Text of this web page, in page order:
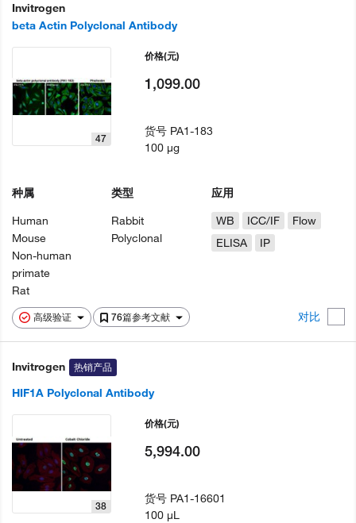
Invitrogen
beta Actin Polyclonal Antibody
高级验证 76篇参考文献 对比
47
种属
Human
Mouse
Non-human
primate
Rat
类型
Rabbit
Polyclonal
应用
WB
ICC/IF
Flow
ELISA
IP
价格(元)
1,099.00
货号 PA1-183
100 µg
Invitrogen 热销产品
HIF1A Polyclonal Antibody
38
价格(元)
5,994.00
货号 PA1-16601
100 µL